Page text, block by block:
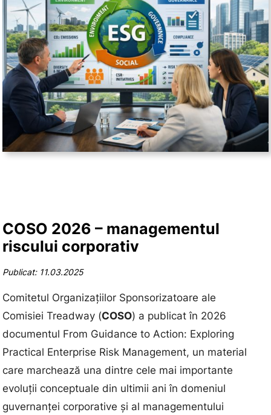
COSO 2026 – managementul
riscului corporativ
Publicat: 11.03.2025
Comitetul Organizațiilor Sponsorizatoare ale
Comisiei Treadway (COSO) a publicat în 2026
documentul From Guidance to Action: Exploring
Practical Enterprise Risk Management, un material
care marchează una dintre cele mai importante
evoluții conceptuale din ultimii ani în domeniul
guvernanței corporative și al managementului